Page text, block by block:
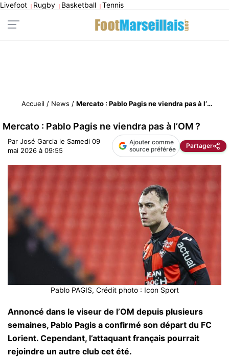
Livefoot | Rugby | Basketball | Tennis
Accueil / News / Mercato : Pablo Pagis ne viendra pas à l’OM ?
Mercato : Pablo Pagis ne viendra pas à l’OM ?
Par José Garcia le Samedi 09
mai 2026 à 09:55
Ajouter comme
source préférée
Partager
Pablo PAGIS, Crédit photo : Icon Sport
Annoncé dans le viseur de l’OM depuis plusieurs
semaines, Pablo Pagis a confirmé son départ du FC
Lorient. Cependant, l’attaquant français pourrait
rejoindre un autre club cet été.